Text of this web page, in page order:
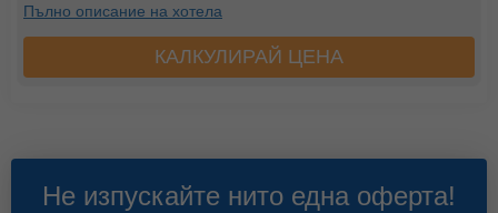
Пълно описание на хотела
КАЛКУЛИРАЙ ЦЕНА
Не изпускайте нито една оферта!